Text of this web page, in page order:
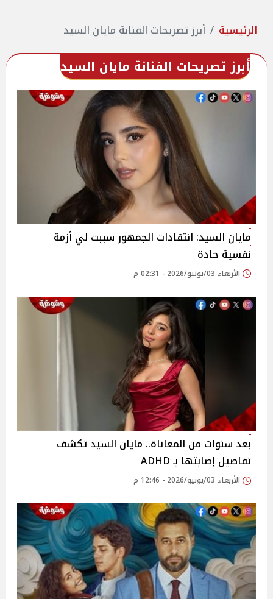
الرئيسية أبرز تصريحات الفنانة مايان السيد
أبرز تصريحات الفنانة مايان السيد
مايان السيد: انتقادات الجمهور سببت لي أزمة
نفسية حادة
الأربعاء 03/يونيو/2026 - 02:31 م
بعد سنوات من المعاناة.. مايان السيد تكشف
تفاصيل إصابتها بـ ADHD
الأربعاء 03/يونيو/2026 - 12:46 م